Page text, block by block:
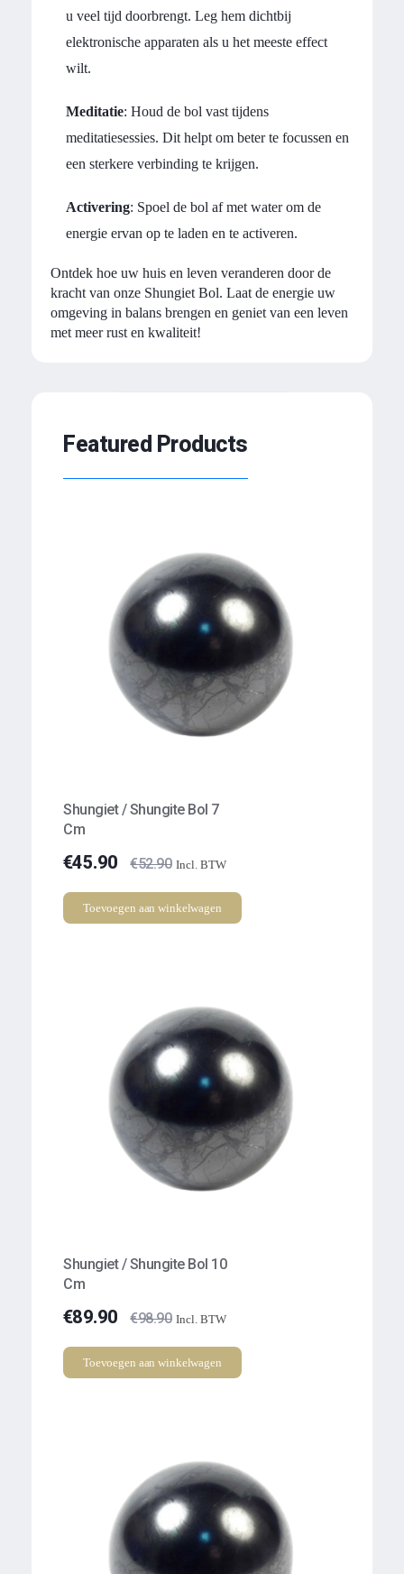
u veel tijd doorbrengt. Leg hem dichtbij
elektronische apparaten als u het meeste effect
wilt.
Meditatie: Houd de bol vast tijdens
meditatiesessies. Dit helpt om beter te focussen en
een sterkere verbinding te krijgen.
Activering: Spoel de bol af met water om de
energie ervan op te laden en te activeren.
Ontdek hoe uw huis en leven veranderen door de
kracht van onze Shungiet Bol. Laat de energie uw
omgeving in balans brengen en geniet van een leven
met meer rust en kwaliteit!
Featured Products
Shungiet / Shungite Bol 7
Cm
€45.90 €52.90 Incl. BTW
Toevoegen aan winkelwagen
Shungiet / Shungite Bol 10
Cm
€89.90 €98.90 Incl. BTW
Toevoegen aan winkelwagen